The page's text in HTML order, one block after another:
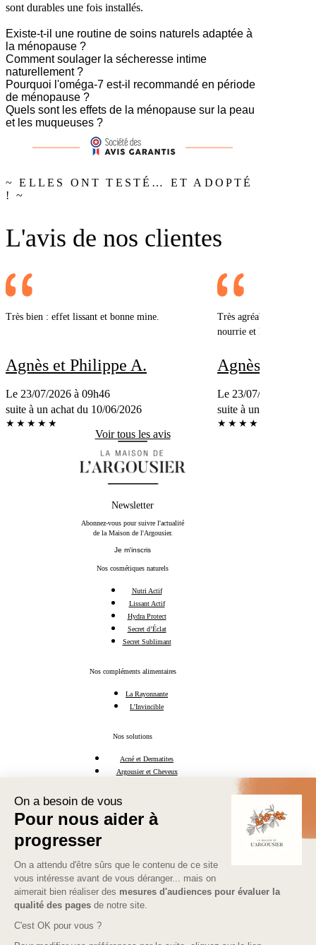
sont durables une fois installés.
Existe-t-il une routine de soins naturels adaptée à
la ménopause ?
Comment soulager la sécheresse intime
naturellement ?
Pourquoi l'oméga-7 est-il recommandé en période
de ménopause ?
Quels sont les effets de la ménopause sur la peau
et les muqueuses ?
~ ELLES ONT TESTÉ… ET ADOPTÉ
! ~
L'avis de nos clientes
Très bien : effet lissant et bonne mine.
Agnès et Philippe A.
Le 23/07/2026 à 09h46
suite à un achat du 10/06/2026
★ ★ ★ ★ ★
Très agréable à utiliser
nourrie et lissée.
Agnès et
Le 23/07/2026 à
suite à un achat du
★ ★ ★ ★
Voir tous les avis
Nos cosmétiques naturels
Nutri Actif
Lissant Actif
Hydra Protect
Secret d’Éclat
Secret Sublimant
Nos compléments alimentaires
La Rayonnante
L’Invincible
Nos solutions
Acné et Dermatites
Argousier et Cheveux
Les Oméga 7
L’Argousier
Les bienfaits de l'argousier
Newsletter
Abonnez-vous pour suivre l'actualité
de la Maison de l'Argousier.
Je m'inscris